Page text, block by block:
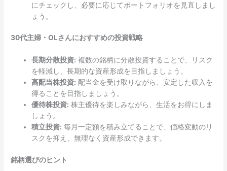
にチェックし、必要に応じてポートフォリオを見直しまし
ょう。
30代主婦・OLさんにおすすめの投資戦略
長期分散投資: 複数の銘柄に分散投資することで、リスク
を軽減し、長期的な資産形成を目指しましょう。
高配当株投資: 配当金を受け取りながら、安定した収入を
得ることを目指しましょう。
優待株投資: 株主優待を楽しみながら、生活をお得にしま
しょう。
積立投資: 毎月一定額を積み立てることで、価格変動のリ
スクを抑え、無理なく資産形成できます。
銘柄選びのヒント